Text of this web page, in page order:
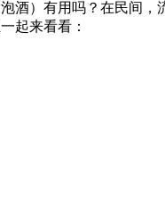
）有用吗？在民间，
起来看看：